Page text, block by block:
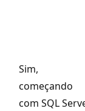
Sim,
começando
com SQL